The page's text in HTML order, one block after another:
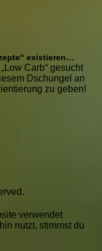
existieren…
Carb“ gesucht
Dschungel an
zu geben!
verwendet
nutzt, stimmst du